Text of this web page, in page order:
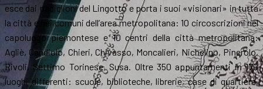
esce dai padiglioni del Lingotto e porta i suoi «visionari» in tutta
la città e nei comuni dell’area metropolitana: 10 circoscrizioni nel
capoluogo piemontese e 10 centri della città metropolitana:
Agliè, Candiolo, Chieri, Chivasso, Moncalieri, Nichelino, Pinerolo,
Rivoli, Settimo Torinese, Susa. Oltre 350 appuntamenti in 170
luoghi differenti: scuole, biblioteche, librerie, case di quartiere,